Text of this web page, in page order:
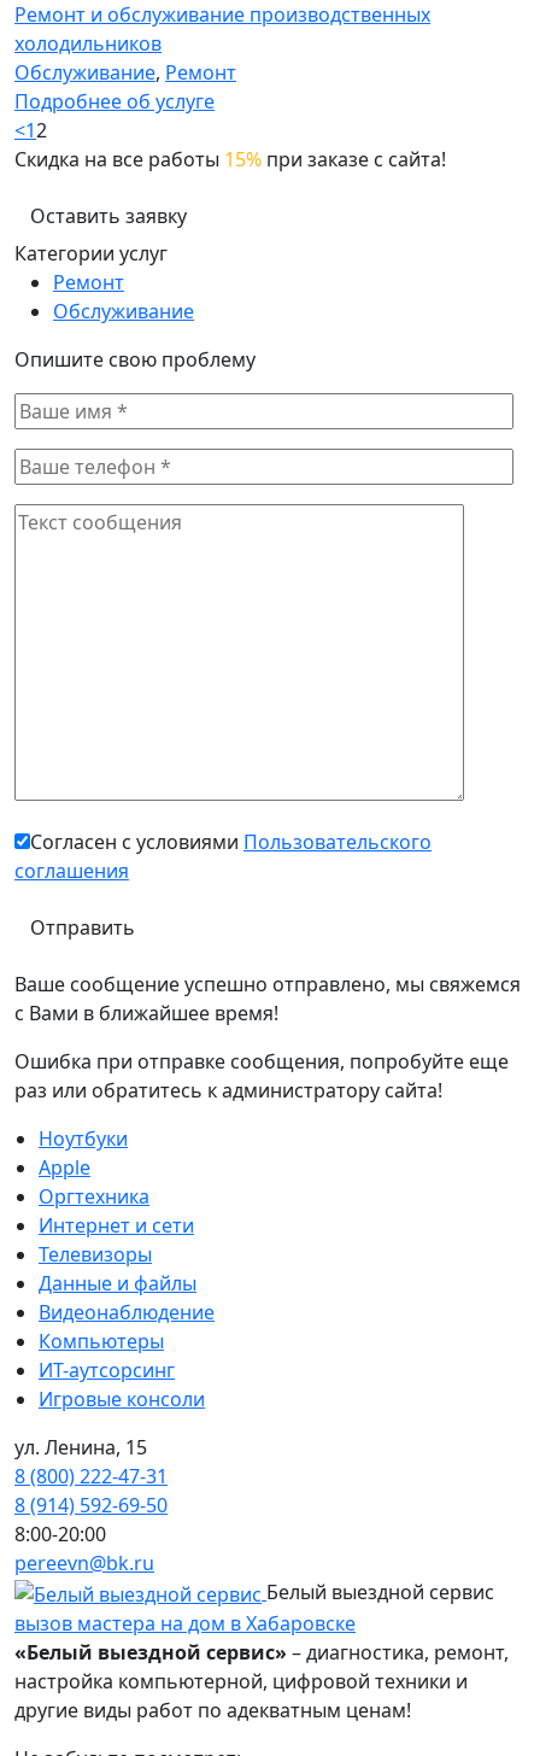
Ремонт и обслуживание производственных
холодильников
Обслуживание, Ремонт
Подробнее об услуге
<12
Скидка на все работы 15% при заказе с сайта!
Оставить заявку
Категории услуг
Ремонт
Обслуживание
Опишите свою проблему
Согласен с условиями Пользовательского
соглашения
Ваше сообщение успешно отправлено, мы свяжемся
с Вами в ближайшее время!
Ошибка при отправке сообщения, попробуйте еще
раз или обратитесь к администратору сайта!
Ноутбуки
Apple
Оргтехника
Интернет и сети
Телевизоры
Данные и файлы
Видеонаблюдение
Компьютеры
ИТ-аутсорсинг
Игровые консоли
ул. Ленина, 15
8 (800) 222-47-31
8 (914) 592-69-50
8:00-20:00
pereevn@bk.ru
Белый выездной сервис
вызов мастера на дом в Хабаровске
«Белый выездной сервис» – диагностика, ремонт,
настройка компьютерной, цифровой техники и
другие виды работ по адекватным ценам!